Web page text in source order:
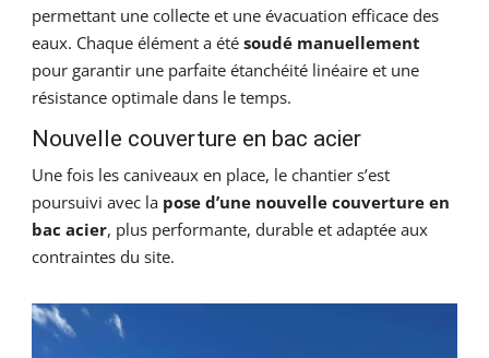
permettant une collecte et une évacuation efficace des
eaux. Chaque élément a étésoudé manuellement
pour garantir une parfaite étanchéité linéaire et une
résistance optimale dans le temps.
Nouvelle couverture en bac acier
Une fois les caniveaux en place, le chantier s’est
poursuivi avec la pose d’une nouvelle couverture en
bac acier, plus performante, durable et adaptée aux
contraintes du site.